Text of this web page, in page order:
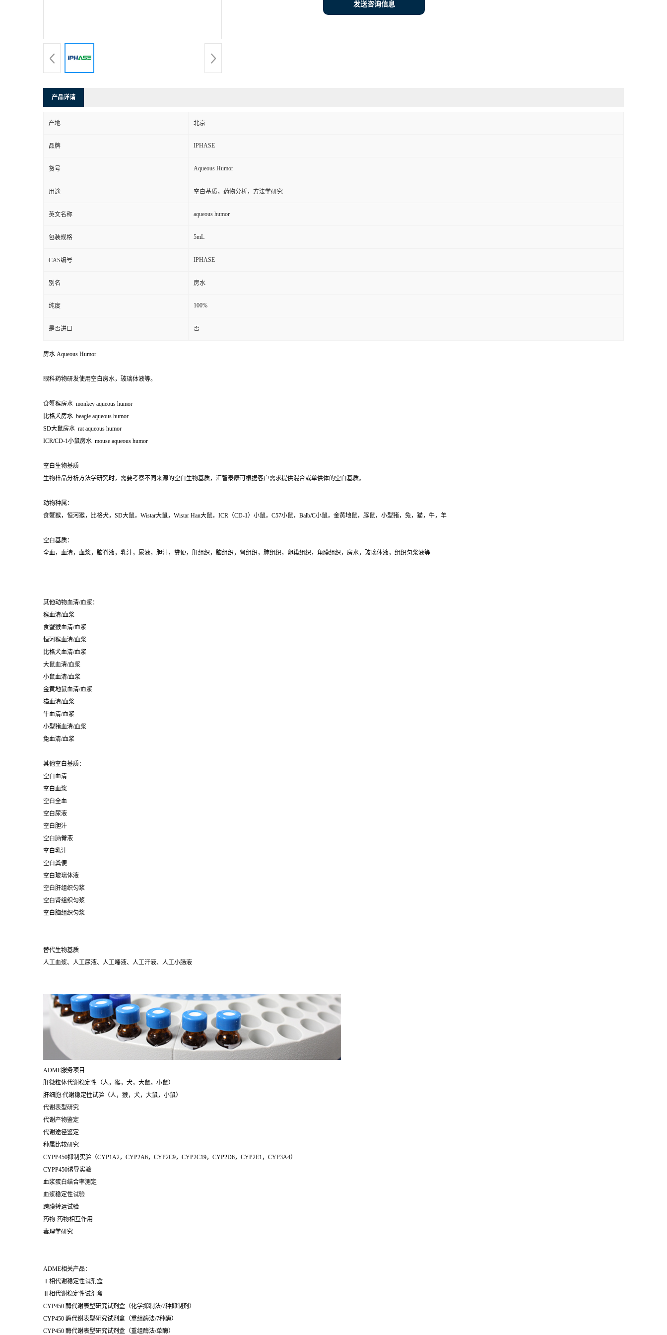
发送咨询信息
产品详请
产地 北京
品牌 IPHASE
货号 Aqueous Humor
用途 空白基质，药物分析，方法学研究
英文名称 aqueous humor
包装规格 5mL
CAS编号 IPHASE
别名 房水
纯度 100%
是否进口 否
房水 Aqueous Humor
眼科药物研发使用空白房水，玻璃体液等。
食蟹猴房水 monkey aqueous humor
比格犬房水 beagle aqueous humor
SD大鼠房水 rat aqueous humor
ICR/CD-1小鼠房水 mouse aqueous humor
空白生物基质
生物样品分析方法学研究时，需要考察不同来源的空白生物基质，汇智泰康可根据客户需求提供混合或单供体的空白基质。
动物种属：
食蟹猴，恒河猴，比格犬，SD大鼠，Wistar大鼠，Wistar Han大鼠，ICR（CD-1）小鼠，C57小鼠，Balb/C小鼠，金黄地鼠，豚鼠，小型猪，兔，猫，牛，羊
空白基质：
全血，血清，血浆，脑脊液，乳汁，尿液，胆汁，粪便，肝组织，脑组织，肾组织，肺组织，卵巢组织，角膜组织，房水，玻璃体液，组织匀浆液等
其他动物血清/血浆：
猴血清/血浆
食蟹猴血清/血浆
恒河猴血清/血浆
比格犬血清/血浆
大鼠血清/血浆
小鼠血清/血浆
金黄地鼠血清/血浆
猫血清/血浆
牛血清/血浆
小型猪血清/血浆
兔血清/血浆
其他空白基质：
空白血清
空白血浆
空白全血
空白尿液
空白胆汁
空白脑脊液
空白乳汁
空白粪便
空白玻璃体液
空白肝组织匀浆
空白肾组织匀浆
空白脑组织匀浆
替代生物基质
人工血浆、人工尿液、人工唾液、人工汗液、人工小肠液
ADME服务项目
肝微粒体代谢稳定性（人，猴，犬，大鼠，小鼠）
肝细胞.代谢稳定性试验（人，猴，犬，大鼠，小鼠）
代谢表型研究
代谢产物鉴定
代谢途径鉴定
种属比较研究
CYPP450抑制实验（CYP1A2，CYP2A6，CYP2C9，CYP2C19，CYP2D6，CYP2E1，CYP3A4）
CYPP450诱导实验
血浆蛋白结合率测定
血浆稳定性试验
跨膜转运试验
药物-药物相互作用
毒理学研究
ADME相关产品：
Ⅰ相代谢稳定性试剂盒
Ⅱ相代谢稳定性试剂盒
CYP450 酶代谢表型研究试剂盒（化学抑制法/7种抑制剂）
CYP450 酶代谢表型研究试剂盒（重组酶法/7种酶）
CYP450 酶代谢表型研究试剂盒（重组酶法/单酶）